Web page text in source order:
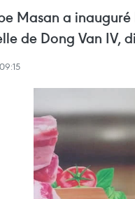
Masan a
de Dong Van IV,